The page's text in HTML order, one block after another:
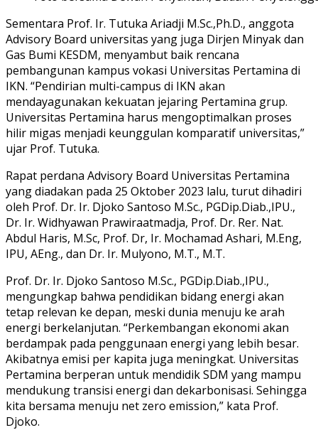
Sementara Prof. Ir. Tutuka Ariadji M.Sc.,Ph.D., anggota
Advisory Board universitas yang juga Dirjen Minyak dan
Gas Bumi KESDM, menyambut baik rencana
pembangunan kampus vokasi Universitas Pertamina di
IKN. “Pendirian multi-campus di IKN akan
mendayagunakan kekuatan jejaring Pertamina grup.
Universitas Pertamina harus mengoptimalkan proses
hilir migas menjadi keunggulan komparatif universitas,”
ujar Prof. Tutuka.
Rapat perdana Advisory Board Universitas Pertamina
yang diadakan pada 25 Oktober 2023 lalu, turut dihadiri
oleh Prof. Dr. Ir. Djoko Santoso M.Sc., PGDip.Diab.,IPU.,
Dr. Ir. Widhyawan Prawiraatmadja, Prof. Dr. Rer. Nat.
Abdul Haris, M.Sc, Prof. Dr, Ir. Mochamad Ashari, M.Eng,
IPU, AEng., dan Dr. Ir. Mulyono, M.T., M.T.
Prof. Dr. Ir. Djoko Santoso M.Sc., PGDip.Diab.,IPU.,
mengungkap bahwa pendidikan bidang energi akan
tetap relevan ke depan, meski dunia menuju ke arah
energi berkelanjutan. “Perkembangan ekonomi akan
berdampak pada penggunaan energi yang lebih besar.
Akibatnya emisi per kapita juga meningkat. Universitas
Pertamina berperan untuk mendidik SDM yang mampu
mendukung transisi energi dan dekarbonisasi. Sehingga
kita bersama menuju net zero emission,” kata Prof.
Djoko.